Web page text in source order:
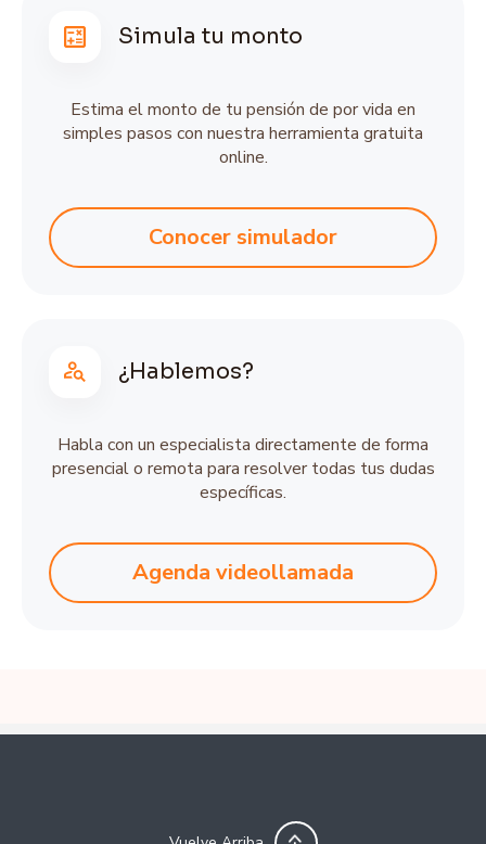
Simula tu monto
Estima el monto de tu pensión de por vida en
simples pasos con nuestra herramienta gratuita
online.
Conocer simulador
¿Hablemos?
Habla con un especialista directamente de forma
presencial o remota para resolver todas tus dudas
específicas.
Agenda videollamada